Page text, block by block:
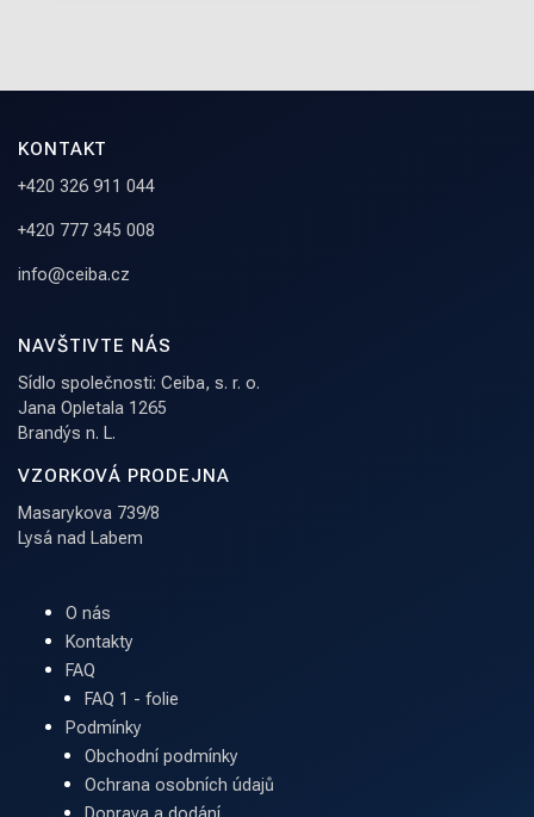
KONTAKT
+420 326 911 044
+420 777 345 008
info@ceiba.cz
NAVŠTIVTE NÁS
Sídlo společnosti: Ceiba, s. r. o.
Jana Opletala 1265
Brandýs n. L.
VZORKOVÁ PRODEJNA
Masarykova 739/8
Lysá nad Labem
O nás
Kontakty
FAQ
FAQ 1 - folie
Podmínky
Obchodní podmínky
Ochrana osobních údajů